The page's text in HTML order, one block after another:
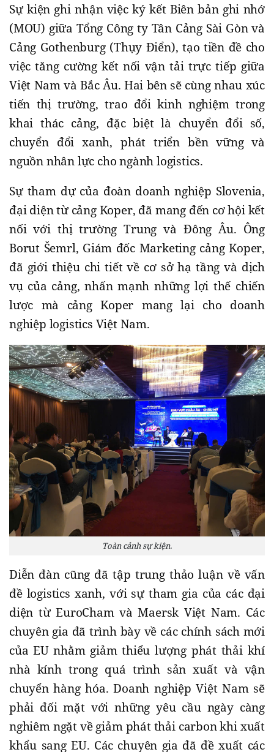
Sự kiện ghi nhận việc ký kết Biên bản ghi nhớ
(MOU) giữa Tổng Công ty Tân Cảng Sài Gòn và
Cảng Gothenburg (Thụy Điển), tạo tiền đề cho
việc tăng cường kết nối vận tải trực tiếp giữa
Việt Nam và Bắc Âu. Hai bên sẽ cùng nhau xúc
tiến thị trường, trao đổi kinh nghiệm trong
khai thác cảng, đặc biệt là chuyển đổi số,
chuyển đổi xanh, phát triển bền vững và
nguồn nhân lực cho ngành logistics.
Sự tham dự của đoàn doanh nghiệp Slovenia,
đại diện từ cảng Koper, đã mang đến cơ hội kết
nối với thị trường Trung và Đông Âu. Ông
Borut Šemrl, Giám đốc Marketing cảng Koper,
đã giới thiệu chi tiết về cơ sở hạ tầng và dịch
vụ của cảng, nhấn mạnh những lợi thế chiến
lược mà cảng Koper mang lại cho doanh
nghiệp logistics Việt Nam.
Toàn cảnh sự kiện.
Diễn đàn cũng đã tập trung thảo luận về vấn
đề logistics xanh, với sự tham gia của các đại
diện từ EuroCham và Maersk Việt Nam. Các
chuyên gia đã trình bày về các chính sách mới
của EU nhằm giảm thiểu lượng phát thải khí
nhà kính trong quá trình sản xuất và vận
chuyển hàng hóa. Doanh nghiệp Việt Nam sẽ
phải đối mặt với những yêu cầu ngày càng
nghiêm ngặt về giảm phát thải carbon khi xuất
khẩu sang EU. Các chuyên gia đã đề xuất các